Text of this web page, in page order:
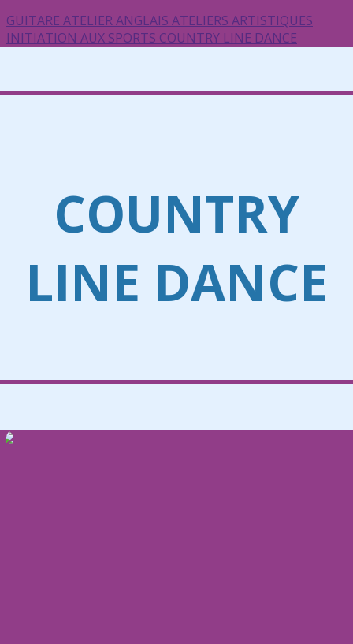
GUITARE ATELIER ANGLAIS ATELIERS ARTISTIQUES
INITIATION AUX SPORTS COUNTRY LINE DANCE
COUNTRY
LINE DANCE